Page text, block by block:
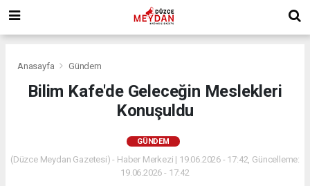
Anasayfa Gündem
Bilim Kafe'de Geleceğin Meslekleri
Konuşuldu
GÜNDEM
(Düzce Meydan Gazetesi) - Haber Merkezi | 19.06.2026 - 17:42, Güncelleme:
19.06.2026 - 17:42